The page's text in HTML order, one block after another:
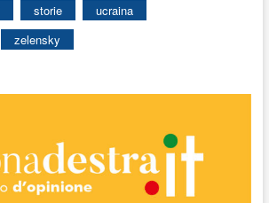
storie
ucraina
zelensky